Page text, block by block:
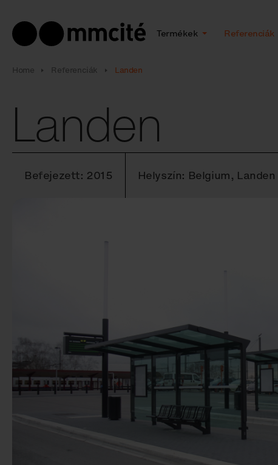
Termékek Referenciák
Home Referenciák Landen
Landen
Befejezett: 2015 Helyszín: Belgium, Landen
Előző